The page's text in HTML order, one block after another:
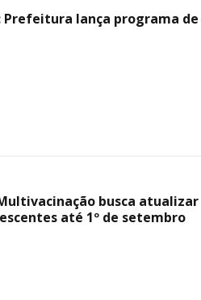
Prefeitura lança programa
busca
até 1º de setembro